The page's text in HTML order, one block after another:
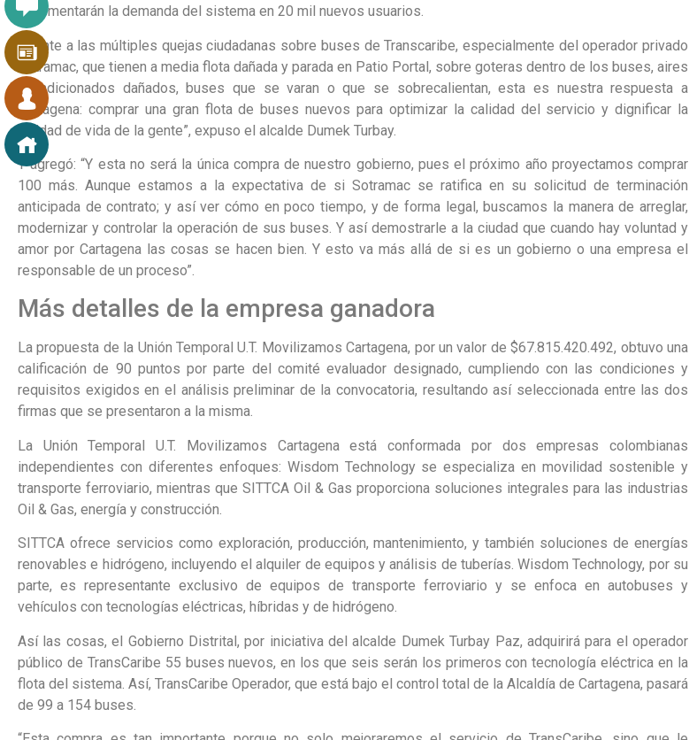
incrementarán la demanda del sistema en 20 mil nuevos usuarios.
“Frente a las múltiples quejas ciudadanas sobre buses de Transcaribe, especialmente del operador privado
Sotramac, que tienen a media flota dañada y parada en Patio Portal, sobre goteras dentro de los buses, aires
acondicionados dañados, buses que se varan o que se sobrecalientan, esta es nuestra respuesta a
Cartagena: comprar una gran flota de buses nuevos para optimizar la calidad del servicio y dignificar la
calidad de vida de la gente”, expuso el alcalde Dumek Turbay.
Y agregó: “Y esta no será la única compra de nuestro gobierno, pues el próximo año proyectamos comprar
100 más. Aunque estamos a la expectativa de si Sotramac se ratifica en su solicitud de terminación
anticipada de contrato; y así ver cómo en poco tiempo, y de forma legal, buscamos la manera de arreglar,
modernizar y controlar la operación de sus buses. Y así demostrarle a la ciudad que cuando hay voluntad y
amor por Cartagena las cosas se hacen bien. Y esto va más allá de si es un gobierno o una empresa el
responsable de un proceso”.
Más detalles de la empresa ganadora
La propuesta de la Unión Temporal U.T. Movilizamos Cartagena, por un valor de $67.815.420.492, obtuvo una
calificación de 90 puntos por parte del comité evaluador designado, cumpliendo con las condiciones y
requisitos exigidos en el análisis preliminar de la convocatoria, resultando así seleccionada entre las dos
firmas que se presentaron a la misma.
La Unión Temporal U.T. Movilizamos Cartagena está conformada por dos empresas colombianas
independientes con diferentes enfoques: Wisdom Technology se especializa en movilidad sostenible y
transporte ferroviario, mientras que SITTCA Oil & Gas proporciona soluciones integrales para las industrias
Oil & Gas, energía y construcción.
SITTCA ofrece servicios como exploración, producción, mantenimiento, y también soluciones de energías
renovables e hidrógeno, incluyendo el alquiler de equipos y análisis de tuberías. Wisdom Technology, por su
parte, es representante exclusivo de equipos de transporte ferroviario y se enfoca en autobuses y
vehículos con tecnologías eléctricas, híbridas y de hidrógeno.
Así las cosas, el Gobierno Distrital, por iniciativa del alcalde Dumek Turbay Paz, adquirirá para el operador
público de TransCaribe 55 buses nuevos, en los que seis serán los primeros con tecnología eléctrica en la
flota del sistema. Así, TransCaribe Operador, que está bajo el control total de la Alcaldía de Cartagena, pasará
de 99 a 154 buses.